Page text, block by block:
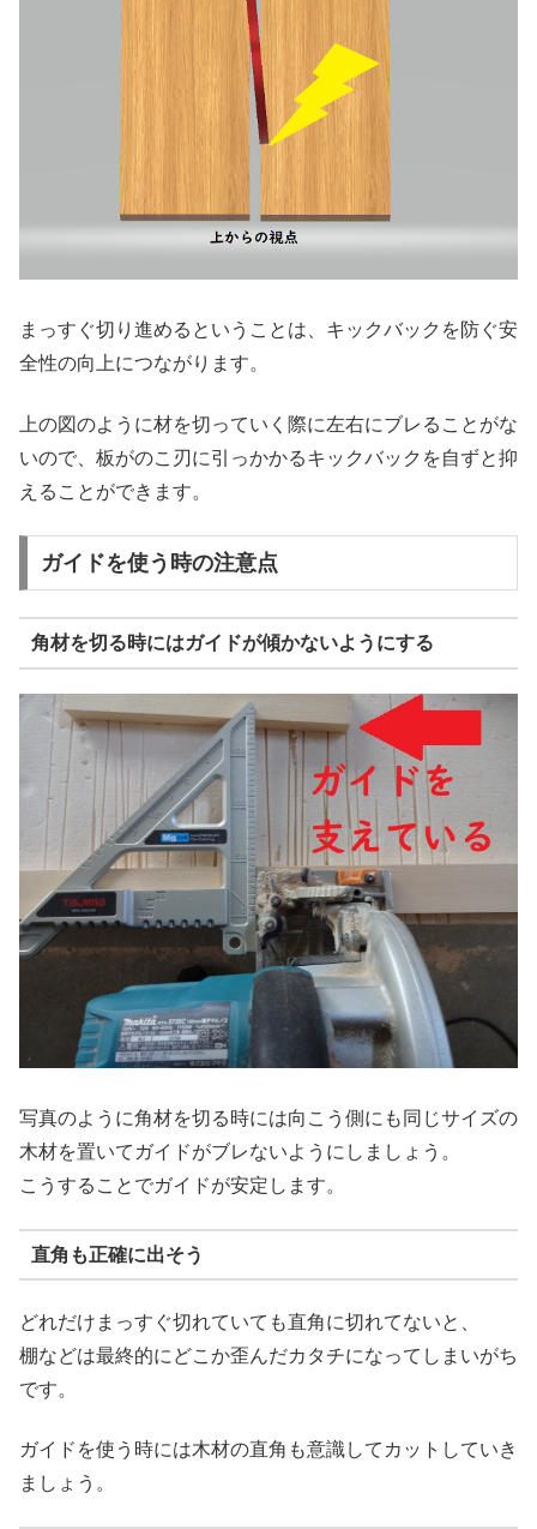
まっすぐ切り進めるということは、キックバックを防ぐ安
全性の向上につながります。
上の図のように材を切っていく際に左右にブレることがな
いので、板がのこ刃に引っかかるキックバックを自ずと抑
えることができます。
ガイドを使う時の注意点
角材を切る時にはガイドが傾かないようにする
写真のように角材を切る時には向こう側にも同じサイズの
木材を置いてガイドがブレないようにしましょう。
こうすることでガイドが安定します。
直角も正確に出そう
どれだけまっすぐ切れていても直角に切れてないと、
棚などは最終的にどこか歪んだカタチになってしまいがち
です。
ガイドを使う時には木材の直角も意識してカットしていき
ましょう。